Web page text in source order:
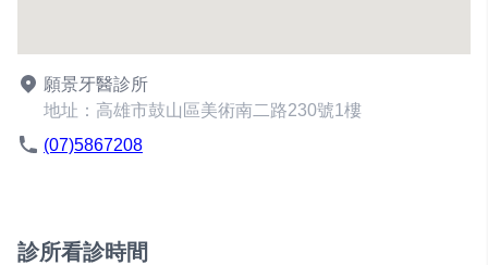
願景牙醫診所
地址：高雄市鼓山區美術南二路230號1樓
(07)5867208
診所看診時間